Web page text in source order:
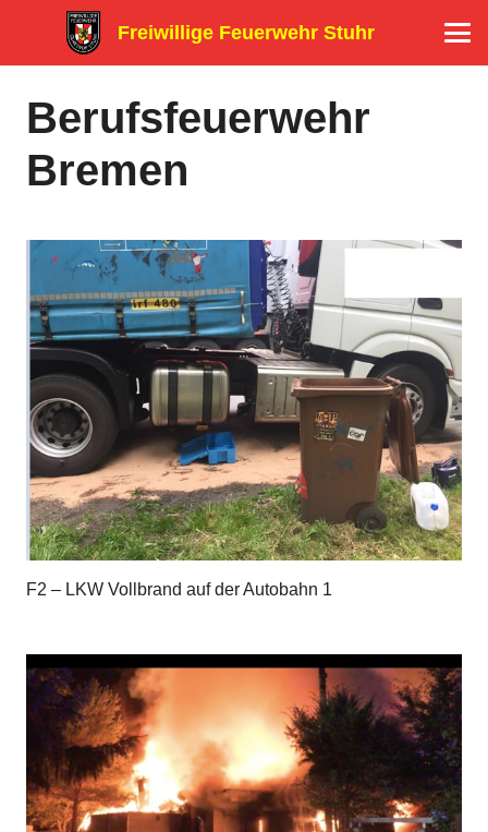
Freiwillige Feuerwehr Stuhr
Berufsfeuerwehr
Bremen
F2 – LKW Vollbrand auf der Autobahn 1